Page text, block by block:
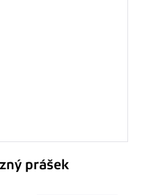
prášek